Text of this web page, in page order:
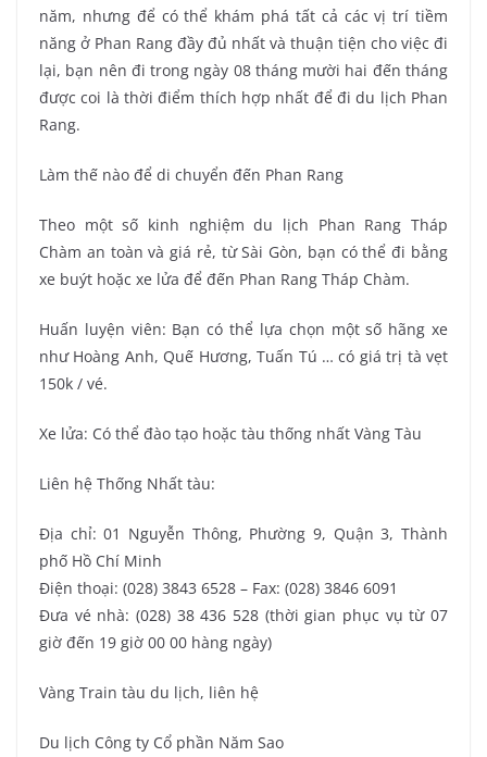
năm, nhưng để có thể khám phá tất cả các vị trí tiềm
năng ở Phan Rang đầy đủ nhất và thuận tiện cho việc đi
lại, bạn nên đi trong ngày 08 tháng mười hai đến tháng
được coi là thời điểm thích hợp nhất để đi du lịch Phan
Rang.
Làm thế nào để di chuyển đến Phan Rang
Theo một số kinh nghiệm du lịch Phan Rang Tháp
Chàm an toàn và giá rẻ, từ Sài Gòn, bạn có thể đi bằng
xe buýt hoặc xe lửa để đến Phan Rang Tháp Chàm.
Huấn luyện viên: Bạn có thể lựa chọn một số hãng xe
như Hoàng Anh, Quế Hương, Tuấn Tú … có giá trị tà vẹt
150k / vé.
Xe lửa: Có thể đào tạo hoặc tàu thống nhất Vàng Tàu
Liên hệ Thống Nhất tàu:
Địa chỉ: 01 Nguyễn Thông, Phường 9, Quận 3, Thành
phố Hồ Chí Minh
Điện thoại: (028) 3843 6528 – Fax: (028) 3846 6091
Đưa vé nhà: (028) 38 436 528 (thời gian phục vụ từ 07
giờ đến 19 giờ 00 00 hàng ngày)
Vàng Train tàu du lịch, liên hệ
Du lịch Công ty Cổ phần Năm Sao